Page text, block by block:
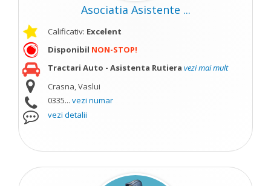
Asociatia Asistente ...
Calificativ: Excelent
Disponibil NON-STOP!
Tractari Auto - Asistenta Rutiera vezi mai mult
Crasna, Vaslui
0335... vezi numar
vezi detalii